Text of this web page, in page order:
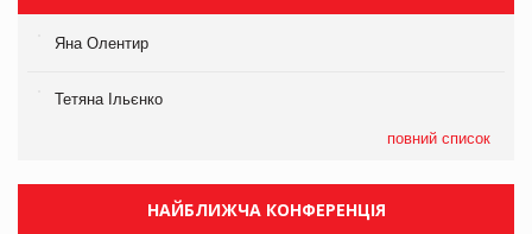
Яна Олентир
Тетяна Ільєнко
повний список
НАЙБЛИЖЧА КОНФЕРЕНЦІЯ